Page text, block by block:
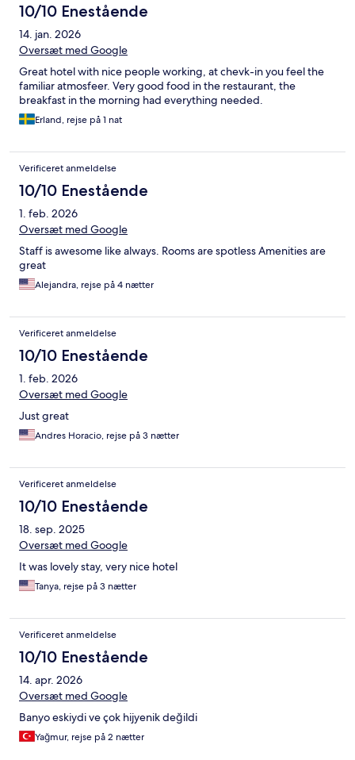
10/10 Enestående
14. jan. 2026
Oversæt med Google
Great hotel with nice people working, at chevk-in you feel the
familiar atmosfeer. Very good food in the restaurant, the
breakfast in the morning had everything needed.
Erland, rejse på 1 nat
Verificeret anmeldelse
10/10 Enestående
1. feb. 2026
Oversæt med Google
Staff is awesome like always. Rooms are spotless Amenities are
great
Alejandra, rejse på 4 nætter
Verificeret anmeldelse
10/10 Enestående
1. feb. 2026
Oversæt med Google
Just great
Andres Horacio, rejse på 3 nætter
Verificeret anmeldelse
10/10 Enestående
18. sep. 2025
Oversæt med Google
It was lovely stay, very nice hotel
Tanya, rejse på 3 nætter
Verificeret anmeldelse
10/10 Enestående
14. apr. 2026
Oversæt med Google
Banyo eskiydi ve çok hijyenik değildi
Yağmur, rejse på 2 nætter